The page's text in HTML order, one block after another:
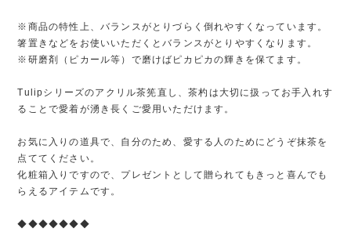
※商品の特性上、バランスがとりづらく倒れやすくなっています。
箸置きなどをお使いいただくとバランスがとりやすくなります。
※研磨剤（ピカール等）で磨けばピカピカの輝きを保てます。
Tulipシリーズのアクリル茶筅直し、茶杓は大切に扱ってお手入れす
ることで愛着が湧き長くご愛用いただけます。
お気に入りの道具で、自分のため、愛する人のためにどうぞ抹茶を
点ててください。
化粧箱入りですので、プレゼントとして贈られてもきっと喜んでも
らえるアイテムです。
◆◆◆◆◆◆◆